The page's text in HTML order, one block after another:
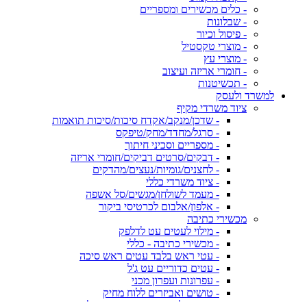
- כלים מכשירים ומספריים
- שבלונות
- פיסול וכיור
- מוצרי טקסטיל
- מוצרי עץ
- חומרי אריזה ועיצוב
- תכשיטנות
למשרד ולעסק
ציוד משרדי מקיף
- שדכן/מנקב/אקדח סיכות/סיכות תואמות
- סרגל/מחדד/מחק/טיפקס
- מספריים וסכיני חיתוך
- דבקים/סרטים דביקים/חומרי אריזה
- לחצנים/גומיות/נעצים/מהדקים
- ציוד משרדי כללי
- מעמד לשולחן/מגשים/סל אשפה
- אלפון/אלבום לכרטיסי ביקור
מכשירי כתיבה
- מילוי לעטים עט לדלפק
- מכשירי כתיבה - כללי
- עטי ראש בלבד עטים ראש סיכה
- עטים כדוריים עט ג'ל
- עפרונות ועפרון מכני
- טושים ואביזרים ללוח מחיק